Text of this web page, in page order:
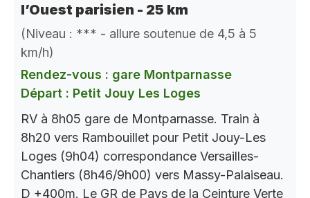
l’Ouest parisien - 25 km
(Niveau : *** - allure soutenue de 4,5 à 5
km/h)
Rendez-vous : gare Montparnasse
Départ : Petit Jouy Les Loges
RV à 8h05 gare de Montparnasse. Train à
8h20 vers Rambouillet pour Petit Jouy-Les
Loges (9h04) correspondance Versailles-
Chantiers (8h46/9h00) vers Massy-Palaiseau.
D +400m. Le GR de Pays de la Ceinture Verte